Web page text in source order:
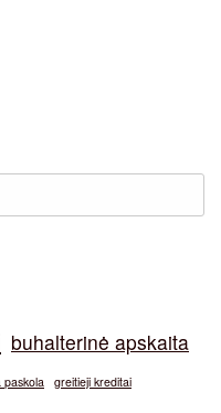
buhalterinė apskaita
paskola greitieji kreditai